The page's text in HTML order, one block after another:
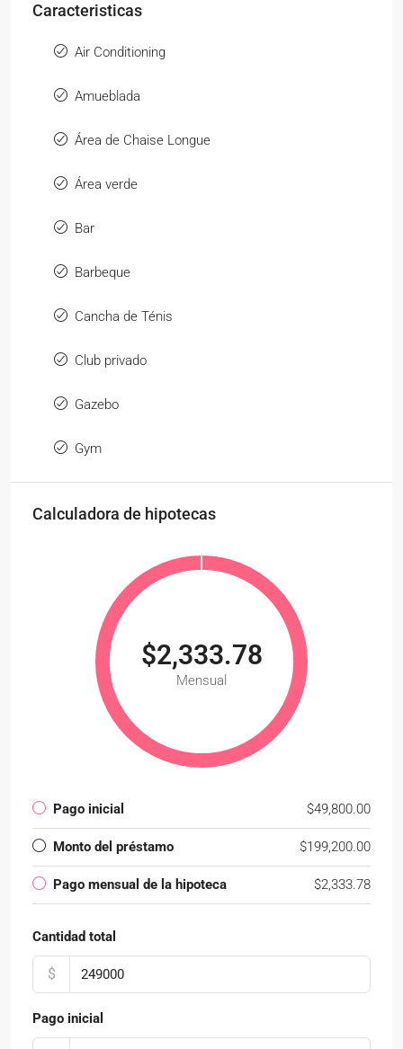
Caracteristicas
Air Conditioning
Amueblada
Área de Chaise Longue
Área verde
Bar
Barbeque
Cancha de Ténis
Club privado
Gazebo
Gym
Calculadora de hipotecas
$2,333.78
Mensual
Pago inicial $49,800.00
Monto del préstamo $199,200.00
Pago mensual de la hipoteca $2,333.78
Cantidad total
$
Pago inicial